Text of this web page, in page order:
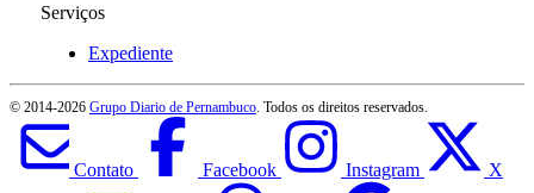
Serviços
Expediente
© 2014-2026 Grupo Diario de Pernambuco . Todos os direitos reservados.
Contato Facebook Instagram X